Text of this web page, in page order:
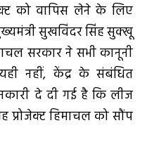
को वापिस लेने के लिए
सुखविंदर सिंह सुक्खू
सरकार ने सभी कानूनी
नहीं, केंद्र के संबंधित
दे दी गई है कि लीज
हिमाचल को सौंप